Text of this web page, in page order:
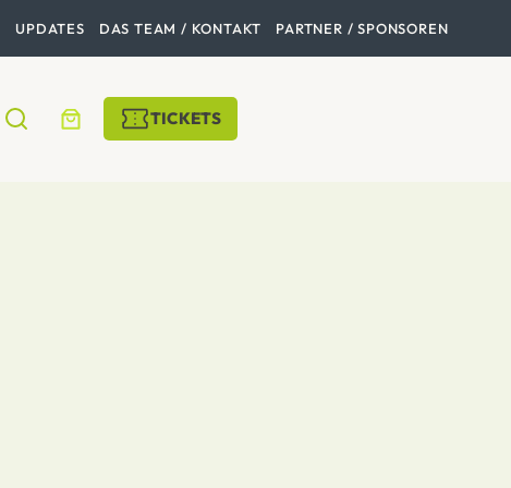
UPDATES DAS TEAM / KONTAKT PARTNER / SPONSOREN
TICKETS